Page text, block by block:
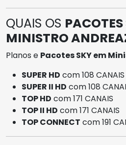
QUAIS OS
MINISTRO
Planos e Pacotes SKY em
SUPER HD com 108 CANAIS
SUPER II HD com 108
TOP HD com 171 CANAIS
TOP II HD com 171 CANAIS
TOP CONNECT com 191